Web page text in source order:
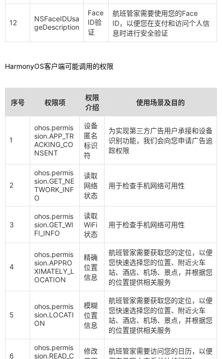
12
NSFaceIDUsa
geDescription
Face
ID验
证
航班管家需要使用您的Face
ID，以便您在支付和访问个人信
息时进行安全验证
HarmonyOS客户端可能调用的权限
序号 权限项
权限
介绍
使用场景及目的
1
ohos.permis
sion.APP_TR
ACKING_CO
NSENT
设备
匿名
标识
符
为实现第三方广告用户承接和设备
识别功能，我们会向您申请广告追
踪权限
2
ohos.permis
sion.GET_NE
TWORK_INF
O
读取
网络
状态
用于检查手机网络可用性
3
ohos.permis
sion.GET_WI
FI_INFO
读取
WiFi
状态
用于检查手机网络可用性
4
ohos.permis
sion.APPRO
XIMATELY_L
OCATION
精确
位置
信息
航班管家需要获取您的定位，以便
您快速选择您的位置、附近火车
站、酒店、机场、景点，并根据您
的位置提供相关服务
5
ohos.permis
sion.LOCATI
ON
模糊
位置
信息
航班管家需要获取您的定位，以便
您快速选择您的位置、附近火车
站、酒店、机场、景点，并根据您
的位置提供相关服务
6
ohos.permis
sion.READ_C
修改
航班管家需要访问您的日历，以便